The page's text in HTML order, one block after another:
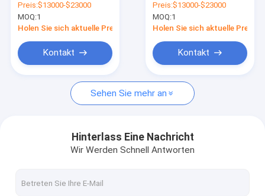
Kontakt US
Nachrichten
Fordern Sie ein Zitat
Ctp-Platten-Herstellungs-Maschine
thermische CTP-Maschine
Plattenhersteller
Preis:$13000-$23000
MOQ:1
Holen Sie sich aktuelle Preis
Kontakt
5,5 KVA thermische
CTP-Plattenanlage
Preis:$13000-$23000
MOQ:1
Holen Sie sich aktuelle Preis
Kontakt
Sehen Sie mehr an
Hinterlass Eine Nachricht
Wir Werden Schnell Antworten